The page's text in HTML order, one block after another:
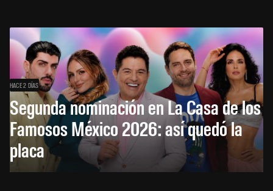
HACE 2 DÍAS
Segunda nominación en La Casa de los
Famosos México 2026: así quedó la
placa